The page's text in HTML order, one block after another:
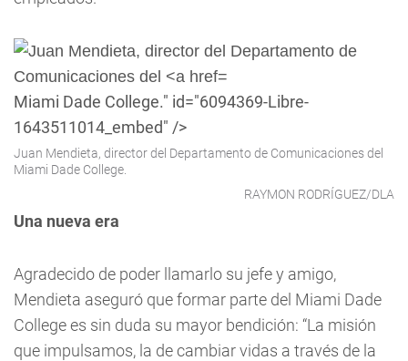
Miami Dade College." id="6094369-Libre-
1643511014_embed" />
Juan Mendieta, director del Departamento de Comunicaciones del
Miami Dade College.
RAYMON RODRÍGUEZ/DLA
Una nueva era
Agradecido de poder llamarlo su jefe y amigo,
Mendieta aseguró que formar parte del Miami Dade
College es sin duda su mayor bendición: “La misión
que impulsamos, la de cambiar vidas a través de la